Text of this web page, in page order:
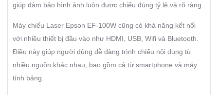
giúp đảm bảo hình ảnh luôn được chiếu đúng tỷ lệ và rõ ràng.
Máy chiếu Laser Epson EF-100W cũng có khả năng kết nối
với nhiều thiết bị đầu vào như HDMI, USB, Wifi và Bluetooth.
Điều này giúp người dùng dễ dàng trình chiếu nội dung từ
nhiều nguồn khác nhau, bao gồm cả từ smartphone và máy
tính bảng.